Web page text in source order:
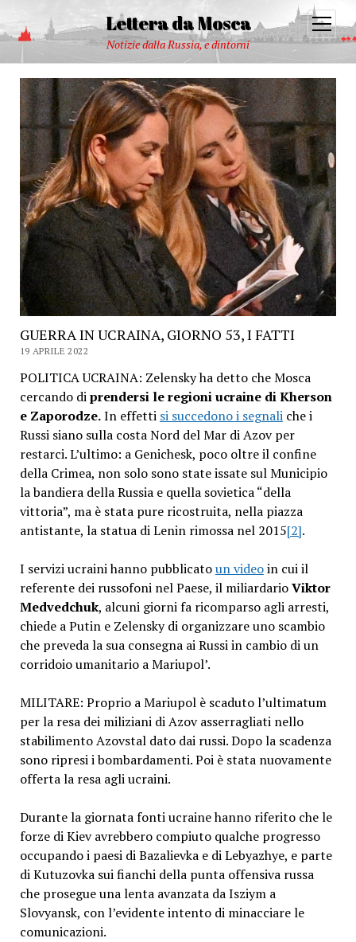
Lettera da Mosca
Notizie dalla Russia, e dintorni
open
menu
GUERRA IN UCRAINA, GIORNO 53, I FATTI
19 APRILE 2022
POLITICA UCRAINA: Zelensky ha detto che Mosca
cercando diprendersi le regioni ucraine di Kherson
e Zaporodze.In effetti si succedono i segnaliche i
Russi siano sulla costa Nord del Mar di Azov per
restarci. L’ultimo: a Genichesk, poco oltre il confine
della Crimea, non solo sono state issate sul Municipio
la bandiera della Russia e quella sovietica “della
vittoria”, ma è stata pure ricostruita, nella piazza
antistante, la statua di Lenin rimossa nel 2015[2].
I servizi ucraini hanno pubblicatoun videoin cui il
referente dei russofoni nel Paese, il miliardarioViktor
Medvedchuk, alcuni giorni fa ricomparso agli arresti,
chiede a Putin e Zelensky di organizzare uno scambio
che preveda la sua consegna ai Russi in cambio di un
corridoio umanitario a Mariupol’.
MILITARE: Proprio a Mariupol è scaduto l’ultimatum
per la resa dei miliziani di Azov asserragliati nello
stabilimento Azovstal dato dai russi. Dopo la scadenza
sono ripresi i bombardamenti. Poi è stata nuovamente
offerta la resa agli ucraini.
Durante la giornata fonti ucraine hanno riferito che le
forze di Kiev avrebbero compiuto qualche progresso
occupando i paesi di Bazalievka e di Lebyazhye, e parte
di Kutuzovka sui fianchi della punta offensiva russa
che prosegue una lenta avanzata da Isziym a
Slovyansk, con l’evidente intento di minacciare le
comunicazioni.